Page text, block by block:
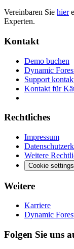
Vereinbaren Sie hier
Experten.
Kontakt
Demo buchen
Dynamic
Support
Kontakt für
Rechtliches
Impressum
Weitere
Cookie settings
Weitere
Karriere
Dynamic
Folgen Sie uns